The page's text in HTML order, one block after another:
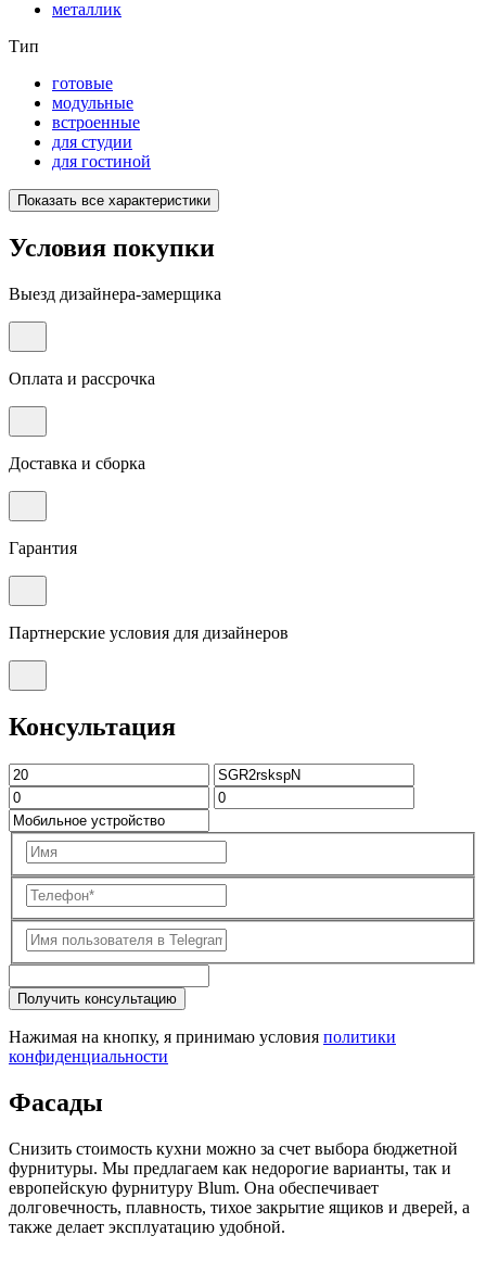
металлик
Тип
готовые
модульные
встроенные
для студии
для гостиной
Показать все характеристики
Условия покупки
Выезд дизайнера-замерщика
Оплата и рассрочка
Доставка и сборка
Гарантия
Партнерские условия для дизайнеров
Консультация
Получить консультацию
Нажимая на кнопку, я принимаю условия политики
конфиденциальности
Фасады
Снизить стоимость кухни можно за счет выбора бюджетной
фурнитуры. Мы предлагаем как недорогие варианты, так и
европейскую фурнитуру Blum. Она обеспечивает
долговечность, плавность, тихое закрытие ящиков и дверей, а
также делает эксплуатацию удобной.